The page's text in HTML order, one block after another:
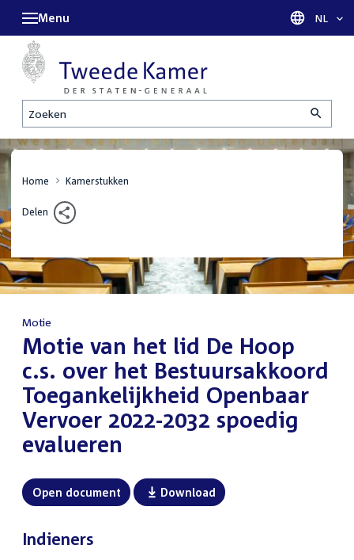
Zoeken
Menu Taal
NL
Home Kamerstukken
Delen
Motie
:Motie van het lid De Hoop
c.s. over het Bestuursakkoord
Toegankelijkheid Openbaar
Vervoer 2022-2032 spoedig
evalueren
Open document Download
Indieners